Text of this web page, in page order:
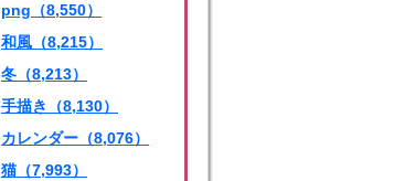
png（8,550）
和風（8,215）
冬（8,213）
手描き（8,130）
カレンダー（8,076）
猫（7,993）